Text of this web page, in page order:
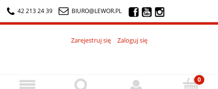
42 213 24 39 BIURO@LEWOR.PL
Zarejestruj się Zaloguj się